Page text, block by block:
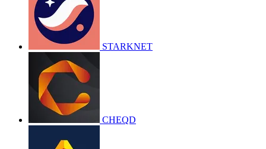
STARKNET
CHEQD